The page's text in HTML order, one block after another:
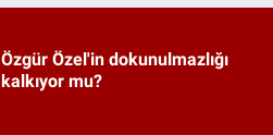
Özgür Özel'in dokunulmazlığı
kalkıyor mu?